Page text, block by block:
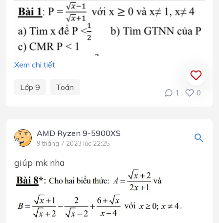
Xem chi tiết
Lớp 9 Toán
1 0
AMD Ryzen 9-5900XS
9 tháng 7 2023 lúc 22:25
giúp mk nha